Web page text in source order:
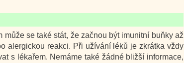
se také stát, že začnou být imunitní buňky až
alergickou reakci. Při užívání léků je zkrátka vždy
s lékařem. Nemáme také žádné bližší informace,